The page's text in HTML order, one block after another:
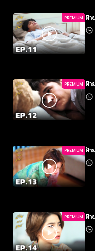
PREMIUM ฝ้า
PREMIUM ฝ้า
PREMIUM ฝ้า
PREMIUM ฝ้า